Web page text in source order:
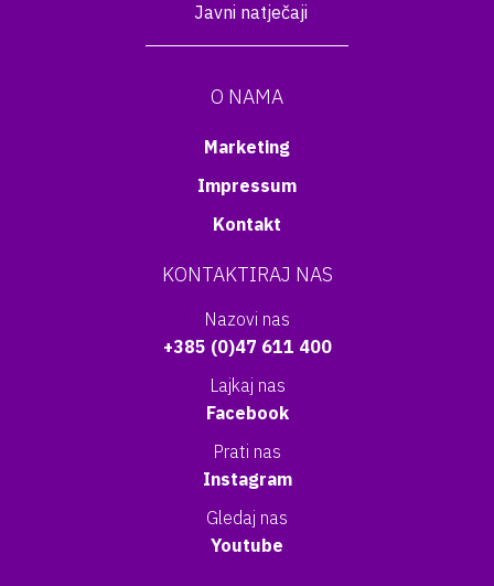
Javni natječaji
O NAMA
Marketing
Impressum
Kontakt
KONTAKTIRAJ NAS
Nazovi nas
+385 (0)47 611 400
Lajkaj nas
Facebook
Prati nas
Instagram
Gledaj nas
Youtube